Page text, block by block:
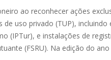
ao reconhecer ações
uso privado (TUP),
(IPTur), e instalações de
(FSRU). Na edição do